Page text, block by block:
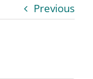
Previous